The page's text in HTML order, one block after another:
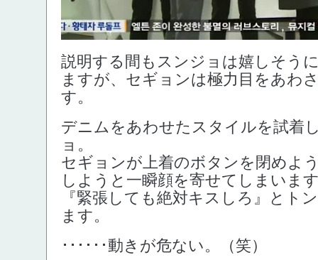
説明する間もスンジョは嬉しそう
ますが、セギョンは極力目をあわ
す。
デニムをあわせたスタイルを試着
ョ。
セギョンが上着のボタンを閉めよ
しようと一瞬顔を寄せてしまいま
『緊張しても絶対キスしろ』とト
ます。
･･････動きが危ない。（笑）